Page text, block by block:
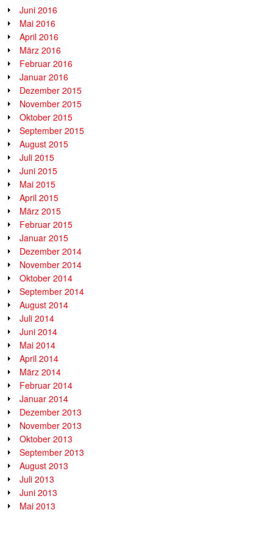
Juni 2016
Mai 2016
April 2016
März 2016
Februar 2016
Januar 2016
Dezember 2015
November 2015
Oktober 2015
September 2015
August 2015
Juli 2015
Juni 2015
Mai 2015
April 2015
März 2015
Februar 2015
Januar 2015
Dezember 2014
November 2014
Oktober 2014
September 2014
August 2014
Juli 2014
Juni 2014
Mai 2014
April 2014
März 2014
Februar 2014
Januar 2014
Dezember 2013
November 2013
Oktober 2013
September 2013
August 2013
Juli 2013
Juni 2013
Mai 2013